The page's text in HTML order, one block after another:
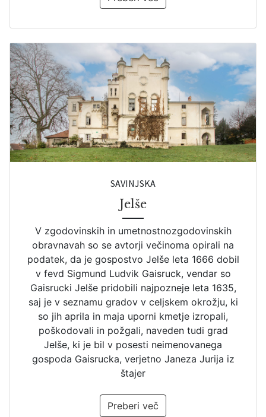
SAVINJSKA
Jelše
V zgodovinskih in umetnostnozgodovinskih
obravnavah so se avtorji večinoma opirali na
podatek, da je gospostvo Jelše leta 1666 dobil
v fevd Sigmund Ludvik Gaisruck, vendar so
Gaisrucki Jelše pridobili najpozneje leta 1635,
saj je v seznamu gradov v celjskem okrožju, ki
so jih aprila in maja uporni kmetje izropali,
poškodovali in požgali, naveden tudi grad
Jelše, ki je bil v posesti neimenovanega
gospoda Gaisrucka, verjetno Janeza Jurija iz
štajer
Preberi več